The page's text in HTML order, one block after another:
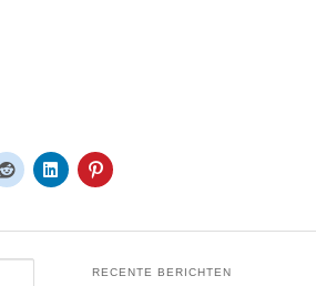
RECENTE BERICHTEN